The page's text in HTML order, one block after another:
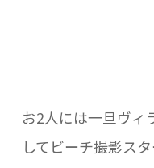
お2人には一旦ヴィ
してビーチ撮影スタ